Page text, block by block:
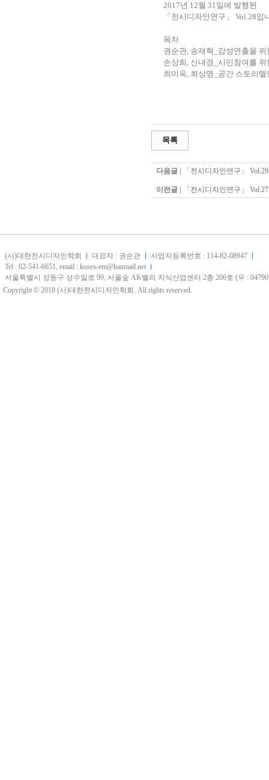
2017년 12월 31일에 발행된
「전시디자인연구」 Vol.28입
목차
권순관, 송재혁_감성연출을
손상희, 신내경_시민참여를
최미옥, 최상명_공간 스토리
목록
다음글 | 「전시디자인연구」 Vol.29
이전글 | 「전시디자인연구」 Vol.27
(사)대한전시디자인학회 대표자 : 권순관
사업자등록번호 : 114-82-08947
Tel : 02-541-6651, email : koses-em@hanmail.net
서울특별시 성동구 성수일로 99, 서울숲 AK밸리 지식산업센터 2층 206호 (우 :
Copyright © 2018 (사)대한전시디자인학회. All rights reserved.